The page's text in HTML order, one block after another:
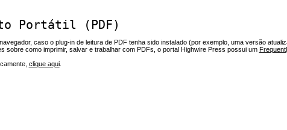
Portátil (PDF)
caso o plug-in de leitura de PDF tenha sido instalado (por exemplo, uma versão
sobre como imprimir, salvar e trabalhar com PDFs, o portal Highwire Press possui um
clique aqui.